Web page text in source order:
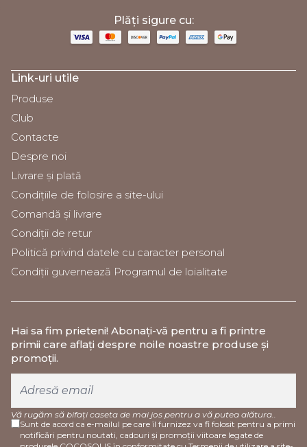
Plăți sigure cu:
Link-uri utile
Produse
Club
Contacte
Despre noi
Livrare și plată
Condiţiile de folosire a site-ului
Comandă și livrare
Condiții de retur
Politică privind datele cu caracter personal
Condiții guvernează Programul de loialitate
Hai sa fim prieteni! Abonați-vă pentru a fi printre
primii care aflați despre noile noastre produse și
promoții.
Vă rugăm să bifați caseta de mai jos pentru a vă putea alătura..
Sunt de acord ca e-mailul pe care îl furnizez va fi folosit pentru a primi
notificări pentru noutati, cadouri și promoții viitoare legate de